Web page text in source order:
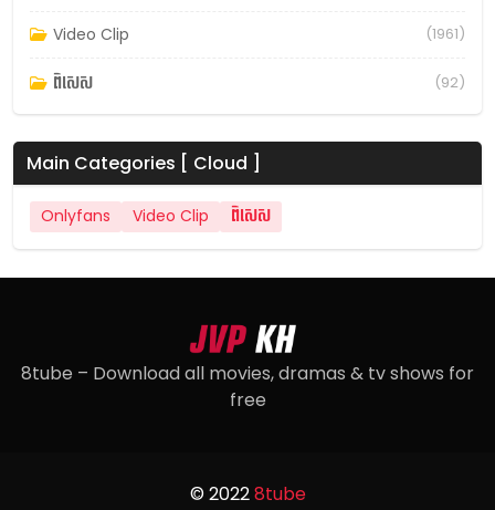
Video Clip (1961)
ពិសេស (92)
Main Categories [ Cloud ]
Onlyfans Video Clip ពិសេស
8tube – Download all movies, dramas & tv shows for
free
© 20228tube